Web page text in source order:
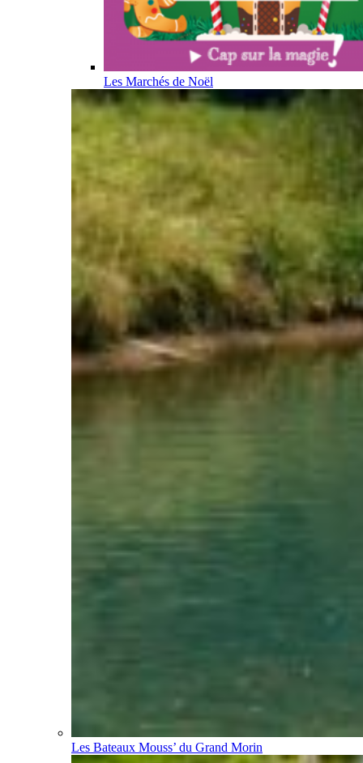
Les Marchés de Noël
Les Bateaux Mouss’ du Grand Morin